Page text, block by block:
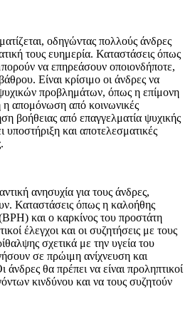
οδηγώντας πολλούς άνδρες
τους ευημερία. Καταστάσεις όπως
να επηρεάσουν οποιονδήποτε,
Είναι κρίσιμο οι άνδρες να
προβλημάτων, όπως η επίμονη
η απομόνωση από κοινωνικές
βοήθειας από επαγγελματία ψυχικής
υποστήριξη και αποτελεσματικές
ανησυχία για τους άνδρες,
Καταστάσεις όπως η καλοήθης
και ο καρκίνος του προστάτη
έλεγχοι και οι συζητήσεις με τους
σχετικά με την υγεία του
σε πρώιμη ανίχνευση και
θα πρέπει να είναι προληπτικοί
κινδύνου και να τους συζητούν